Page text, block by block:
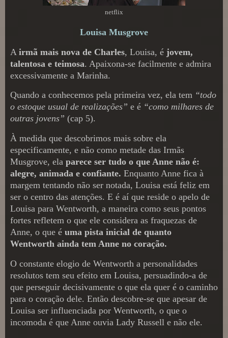
netflix
Louisa Musgrove
A irmã mais nova de Charles, Louisa, é jovem,
talentosa e teimosa. Apaixona-se facilmente e admira
excessivamente a Marinha.
Quando a conhecemos pela primeira vez, ela tem “todo
o estoque usual de realizações” e é “como milhares de
outras jovens” (cap 5).
À medida que descobrimos mais sobre ela
especificamente, e não como metade das Irmãs
Musgrove, ela parece ser tudo o que Anne não é:
alegre, animada e confiante. Enquanto Anne fica à
margem tentando não ser notada, Louisa está feliz em
ser o centro das atenções. E é aí que reside o apelo de
Louisa para Wentworth, a maneira como seus pontos
fortes refletem o que ele considera as fraquezas de
Anne, o que é uma pista inicial de quanto
Wentworth ainda tem Anne no coração.
O constante elogio de Wentworth a personalidades
resolutos tem seu efeito em Louisa, persuadindo-a de
que perseguir decisivamente o que ela quer é o caminho
para o coração dele. Então descobre-se que apesar de
Louisa ser influenciada por Wentworth, o que o
incomoda é que Anne ouvia Lady Russell e não ele.